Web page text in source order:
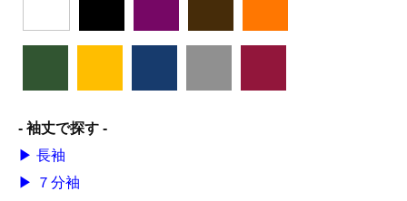
- 袖丈で探す -
▶ 長袖
▶ ７分袖